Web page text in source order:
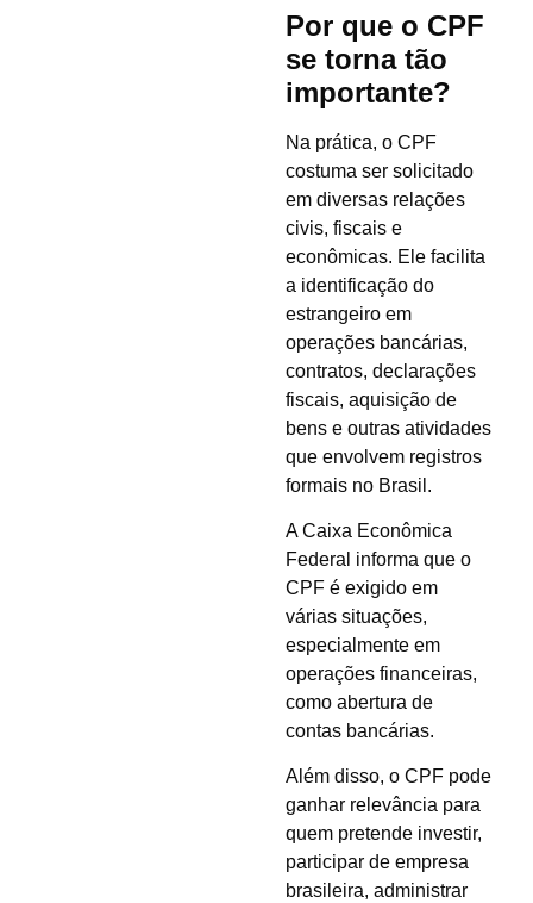
Por que o CPF
se torna tão
importante?
Na prática, o CPF
costuma ser solicitado
em diversas relações
civis, fiscais e
econômicas. Ele facilita
a identificação do
estrangeiro em
operações bancárias,
contratos, declarações
fiscais, aquisição de
bens e outras atividades
que envolvem registros
formais no Brasil.
A Caixa Econômica
Federal informa que o
CPF é exigido em
várias situações,
especialmente em
operações financeiras,
como abertura de
contas bancárias.
Além disso, o CPF pode
ganhar relevância para
quem pretende investir,
participar de empresa
brasileira, administrar